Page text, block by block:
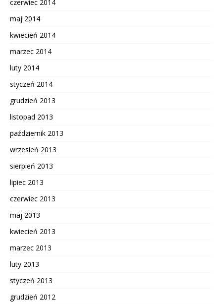
czerwiec 2014
maj 2014
kwiecień 2014
marzec 2014
luty 2014
styczeń 2014
grudzień 2013
listopad 2013
październik 2013
wrzesień 2013
sierpień 2013
lipiec 2013
czerwiec 2013
maj 2013
kwiecień 2013
marzec 2013
luty 2013
styczeń 2013
grudzień 2012